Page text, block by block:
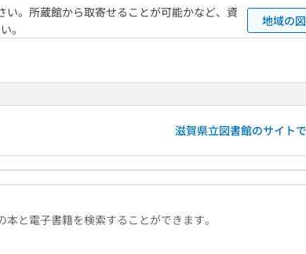
。所蔵館から取寄せることが可能かなど、資
。
地域の
滋賀県立図書館のサイト
と電子書籍を検索することができます。